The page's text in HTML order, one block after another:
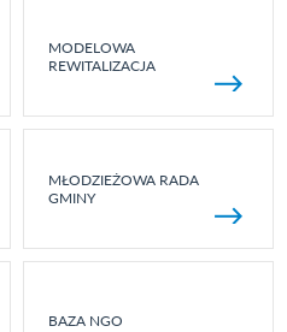
MODELOWA
REWITALIZACJA
MŁODZIEŻOWA RADA
GMINY
BAZA NGO